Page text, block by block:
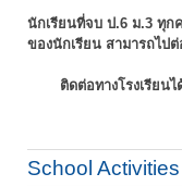
นักเรียนที่จบ ป.6 ม.3 ทุก
ของนักเรียน สามารถไป
ติดต่อทางโรงเรียน
School Activities